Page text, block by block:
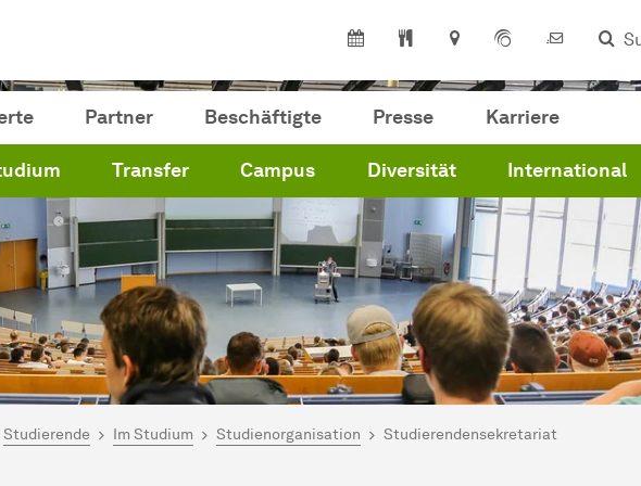
Partner Beschäftigte Presse Karriere
Transfer Campus Diversität International
hier:
Studierende Im Studium Studienorganisation Studierendensekretariat